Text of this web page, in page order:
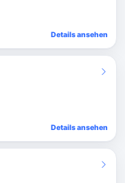
Details ansehen
Details ansehen